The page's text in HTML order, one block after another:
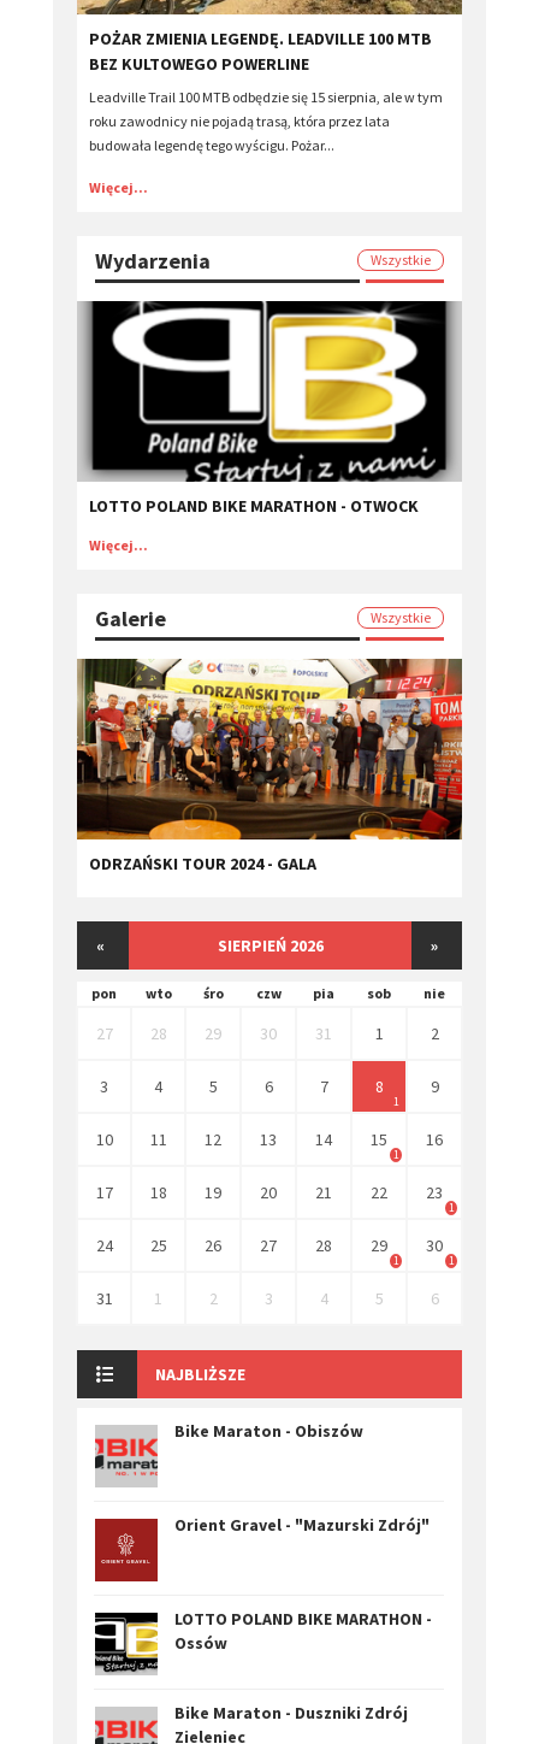
POŻAR ZMIENIA LEGENDĘ. LEADVILLE 100 MTB
BEZ KULTOWEGO POWERLINE
Leadville Trail 100 MTB odbędzie się 15 sierpnia, ale w tym
roku zawodnicy nie pojadą trasą, która przez lata
budowała legendę tego wyścigu. Pożar...
Więcej...
Wydarzenia Wszystkie
LOTTO POLAND BIKE MARATHON - OTWOCK
Więcej...
Galerie Wszystkie
ODRZAŃSKI TOUR 2024 - GALA
« SIERPIEŃ 2026 »
pon wto śro czw pia sob nie
27 28 29 30 31 1 2
3 4 5 6 7 8
1
9
10 11 12 13 14 15
1
16
17 18 19 20 21 22 23
1
24 25 26 27 28 29
1
30
1
31 1 2 3 4 5 6
NAJBLIŻSZE
Bike Maraton - Obiszów
Orient Gravel - "Mazurski Zdrój"
LOTTO POLAND BIKE MARATHON -
Ossów
Bike Maraton - Duszniki Zdrój
Zieleniec